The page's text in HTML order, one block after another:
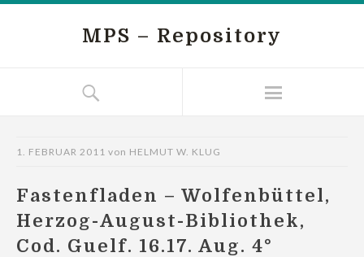
MPS – Repository
1. FEBRUAR 2011 von HELMUT W. KLUG
Fastenfladen – Wolfenbüttel,
Herzog-August-Bibliothek,
Cod. Guelf. 16.17. Aug. 4°